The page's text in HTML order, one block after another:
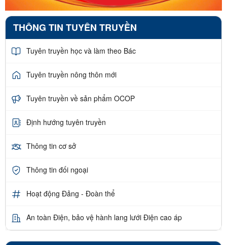
THÔNG TIN TUYÊN TRUYỀN
Tuyên truyền học và làm theo Bác
Tuyên truyền nông thôn mới
Tuyên truyền về sản phẩm OCOP
Định hướng tuyên truyền
Thông tin cơ sở
Thông tin đối ngoại
Hoạt động Đảng - Đoàn thể
An toàn Điện, bảo vệ hành lang lưới Điện cao áp